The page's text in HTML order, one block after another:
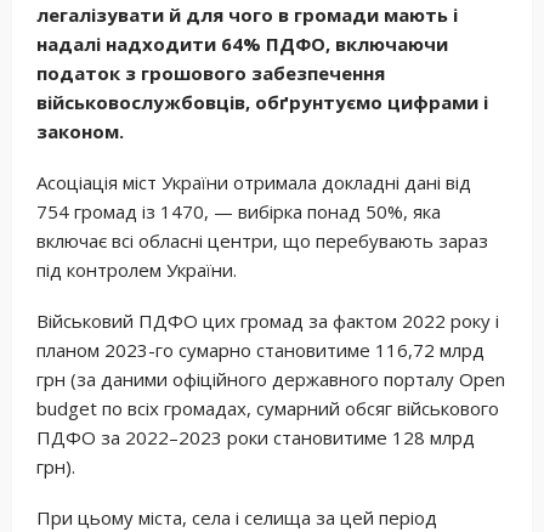
легалізувати й для чого в громади мають і
надалі надходити 64% ПДФО, включаючи
податок з грошового забезпечення
військовослужбовців, обґрунтуємо цифрами і
законом.
Асоціація міст України отримала докладні дані від
754 громад із 1470, — вибірка понад 50%, яка
включає всі обласні центри, що перебувають зараз
під контролем України.
Військовий ПДФО цих громад за фактом 2022 року і
планом 2023-го сумарно становитиме 116,72 млрд
грн (за даними офіційного державного порталу Open
budget по всіх громадах, сумарний обсяг військового
ПДФО за 2022–2023 роки становитиме 128 млрд
грн).
При цьому міста, села і селища за цей період